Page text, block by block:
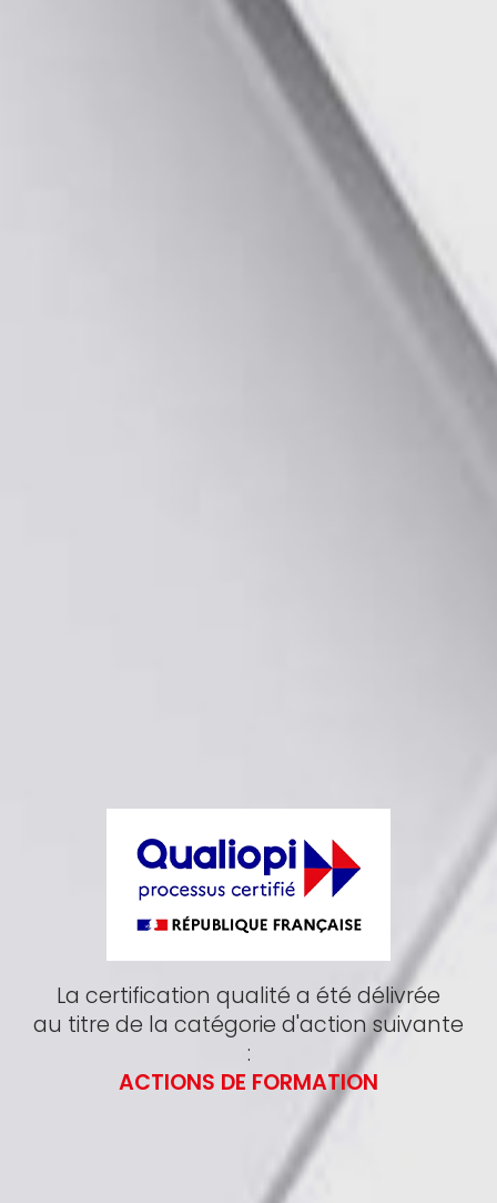
La certification qualité a été délivrée
au titre de la catégorie d'action suivante
:
ACTIONS DE FORMATION